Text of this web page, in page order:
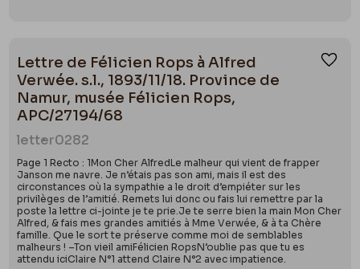
Lettre de Félicien Rops à Alfred
Verwée. s.l., 1893/11/18. Province de
Namur, musée Félicien Rops,
APC/27194/68
letter0282
Page 1 Recto : 1Mon Cher AlfredLe malheur qui vient de frapper
Janson me navre. Je n’étais pas son ami, mais il est des
circonstances où la sympathie a le droit d’empiéter sur les
privilèges de l’amitié. Remets lui donc ou fais lui remettre par la
poste la lettre ci-jointe je te prie.Je te serre bien la main Mon Cher
Alfred, & fais mes grandes amitiés à Mme Verwée, & à ta Chère
famille. Que le sort te préserve comme moi de semblables
malheurs ! –Ton vieil amiFélicien RopsN’oublie pas que tu es
attendu iciClaire N°1 attend Claire N°2 avec impatience.